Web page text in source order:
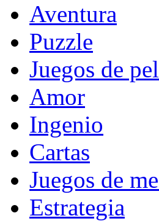
Aventura
Puzzle
Juegos de
Amor
Ingenio
Cartas
Juegos de
Estrategia